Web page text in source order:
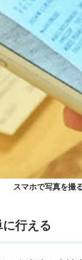
スマホで写真を撮
行える